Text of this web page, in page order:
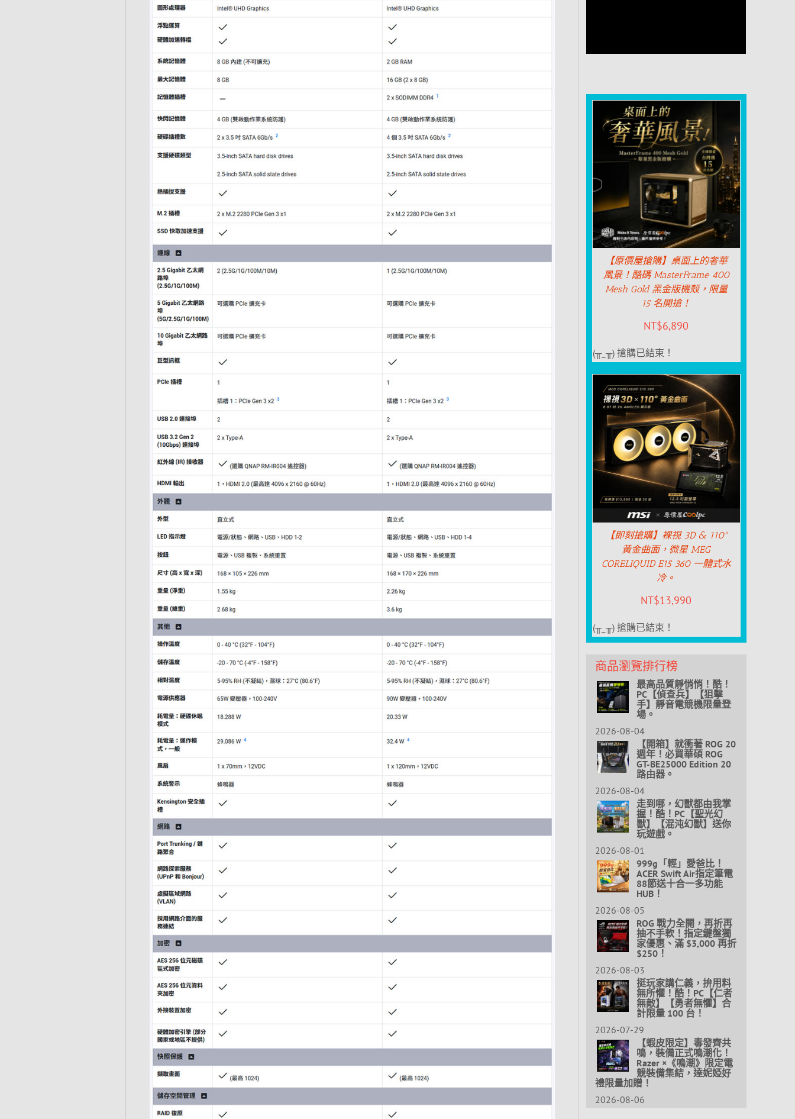
【原價屋搶購】桌面上的奢華
風景！酷碼 MasterFrame 400
Mesh Gold 黑金版機殼，限量
15 名開搶！
NT$6,890
(╥_╥) 搶購已結束！
【即刻搶購】裸視 3D & 110°
黃金曲面，微星 MEG
CORELIQUID E15 360 一體式水
冷。
NT$13,990
(╥_╥) 搶購已結束！
商品瀏覽排行榜
最高品質靜悄悄！酷！
PC【偵查兵】【狙擊
手】靜音電競機限量登
場。
2026-08-04
【開箱】就衝著 ROG 20
週年！必買華碩 ROG
GT-BE25000 Edition 20
路由器。
2026-08-04
走到哪，幻獸都由我掌
握！酷！PC【聖光幻
獸】【混沌幻獸】送你
玩遊戲。
2026-08-01
999g「輕」愛爸比！
ACER Swift Air指定筆電
88節送十合一多功能
HUB！
2026-08-05
ROG 戰力全開，再折再
抽不手軟！指定鍵盤獨
家優惠、滿 $3,000 再折
$250！
2026-08-03
挺玩家講仁義，拚用料
無所懼！酷！PC【仁者
無敵】【勇者無懼】合
計限量 100 台！
2026-07-29
【蝦皮限定】毒發齊共
鳴，裝備正式鳴潮化！
Razer ×《鳴潮》限定電
競裝備集結，達妮婭好
禮限量加贈！
2026-08-06